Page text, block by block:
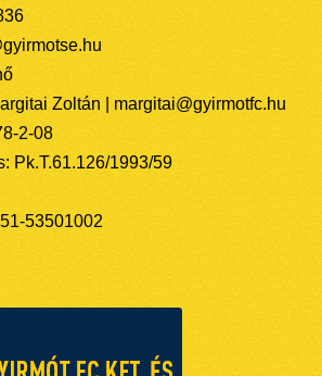
Zoltán | margitai@gyirmotfc.hu
2-08
Pk.T.61.126/1993/59
53501002